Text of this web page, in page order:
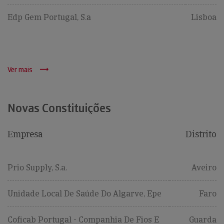
Edp Gem Portugal, S.a Lisboa
Ver mais
Novas Constituições
Empresa Distrito
Prio Supply, S.a. Aveiro
Unidade Local De Saúde Do Algarve, Epe Faro
Coficab Portugal - Companhia De Fios E
Guarda